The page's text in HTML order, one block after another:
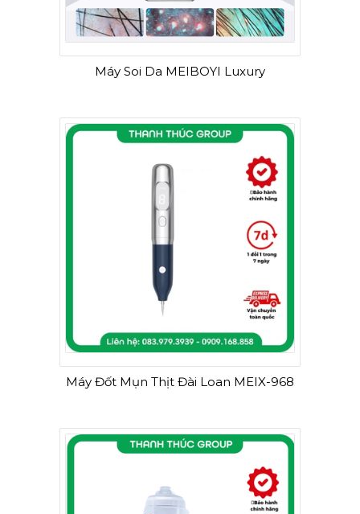
Máy Soi Da MEIBOYI Luxury
Máy Đốt Mụn Thịt Đài Loan MEIX-968